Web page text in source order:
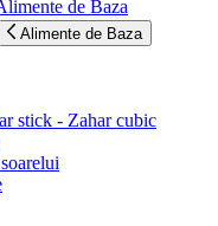
de Baza
Alimente de Baza
stick - Zahar cubic